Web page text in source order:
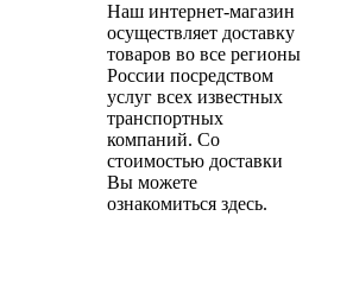
Наш интернет-магазин
осуществляет доставку
товаров во все регионы
России посредством
услуг всех известных
транспортных
компаний. Со
стоимостью доставки
Вы можете
ознакомиться здесь.